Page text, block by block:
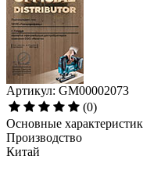
Артикул: GM00002073
(0)
Основные
Производство
Китай